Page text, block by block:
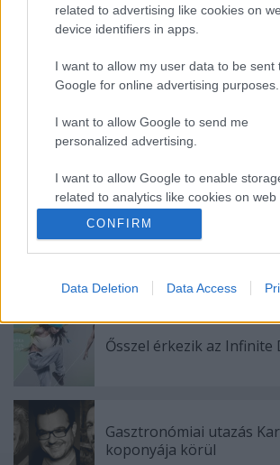
related to advertising like cookies on
device identifiers in apps.
I want to allow my user data to be sent
Google for online advertising purposes.
I want to allow Google to send me
personalized advertising.
I want to allow Google to enable
related to analytics like cookies on web
device identifiers in apps.
I want to allow Google to enable
related to personalization.
I want to allow Google to enable storage
related to security, including
functionality and fraud prevention, and
user protection.
CONFIRM
Data Deletion Data Access
Ajánlott bejegyzések:
Augusztusban jön az év
Különleges találkozások
Ősszel érkezik az Infinite
Gasztronómiai utazás
koponyája körül